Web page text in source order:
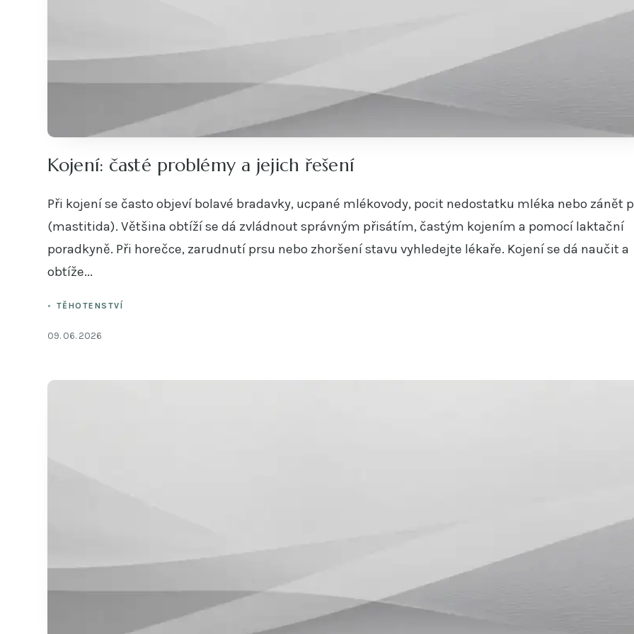
Kojení: časté problémy a jejich řešení
Při kojení se často objeví bolavé bradavky, ucpané mlékovody, pocit nedostatku mléka nebo zánět
(mastitida). Většina obtíží se dá zvládnout správným přisátím, častým kojením a pomocí laktační
poradkyně. Při horečce, zarudnutí prsu nebo zhoršení stavu vyhledejte lékaře. Kojení se dá naučit a
obtíže...
TĚHOTENSTVÍ
09. 06. 2026